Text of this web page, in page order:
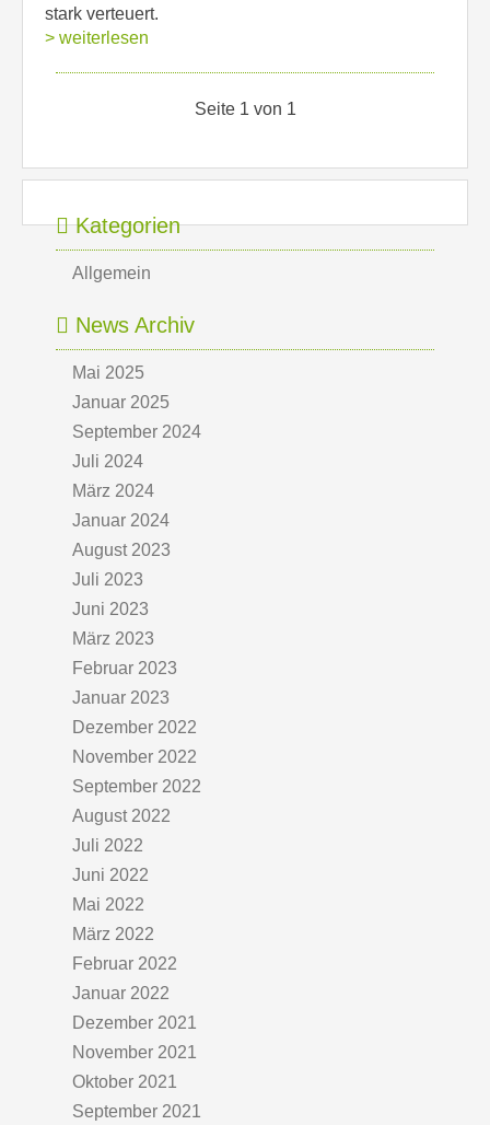
stark verteuert.
> weiterlesen
Seite 1 von 1
Kategorien
Allgemein
News Archiv
Mai 2025
Januar 2025
September 2024
Juli 2024
März 2024
Januar 2024
August 2023
Juli 2023
Juni 2023
März 2023
Februar 2023
Januar 2023
Dezember 2022
November 2022
September 2022
August 2022
Juli 2022
Juni 2022
Mai 2022
März 2022
Februar 2022
Januar 2022
Dezember 2021
November 2021
Oktober 2021
September 2021